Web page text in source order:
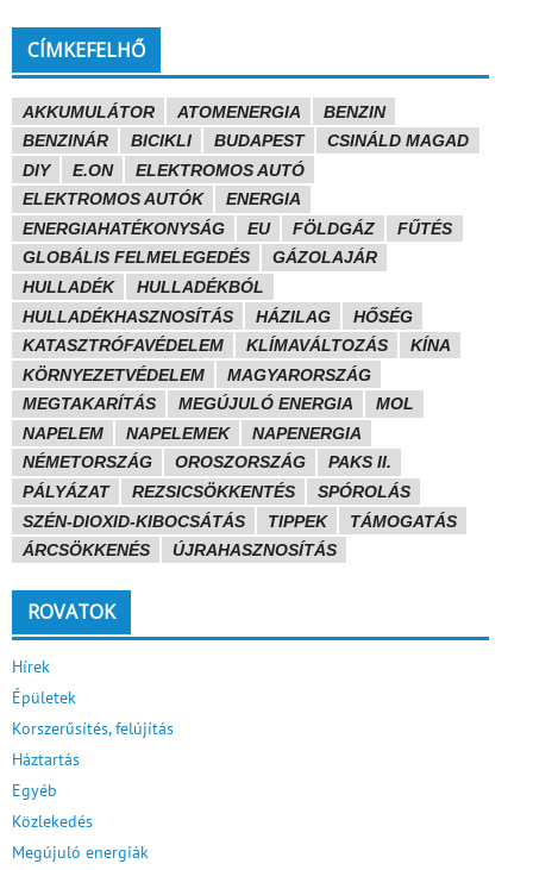
CÍMKEFELHŐ
AKKUMULÁTOR ATOMENERGIA
BENZIN
BENZINÁR
BICIKLI BUDAPEST
CSINÁLD MAGAD
DIY
E.ON
ELEKTROMOS AUTÓ
ELEKTROMOS AUTÓK
ENERGIA
ENERGIAHATÉKONYSÁG
EU FÖLDGÁZ
FŰTÉS
GLOBÁLIS FELMELEGEDÉS
GÁZOLAJÁR
HULLADÉK
HULLADÉKBÓL
HULLADÉKHASZNOSÍTÁS
HÁZILAG
HŐSÉG
KATASZTRÓFAVÉDELEM
KLÍMAVÁLTOZÁS
KÍNA
KÖRNYEZETVÉDELEM
MAGYARORSZÁG
MEGTAKARÍTÁS
MEGÚJULÓ ENERGIA
MOL
NAPELEM
NAPELEMEK
NAPENERGIA
NÉMETORSZÁG
OROSZORSZÁG
PAKS II.
PÁLYÁZAT
REZSICSÖKKENTÉS
SPÓROLÁS
SZÉN-DIOXID-KIBOCSÁTÁS
TIPPEK
TÁMOGATÁS
ÁRCSÖKKENÉS
ÚJRAHASZNOSÍTÁS
ROVATOK
Hírek
Épületek
Korszerűsítés, felújítás
Háztartás
Egyéb
Közlekedés
Megújuló energiák